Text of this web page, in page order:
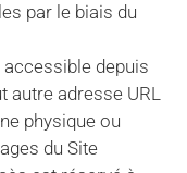
par le biais du
accessible depuis
autre adresse URL
physique ou
du Site